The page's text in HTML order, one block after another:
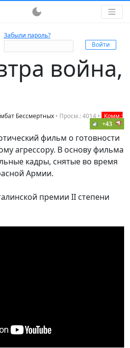
dark_mode
Забыли пароль?
война,
Бессмертных • Просм.: 4014 • Комм.:
+43
фильм о готовности
агрессору. В основу фильма
кадры, снятые во время
Армии.
премии II степени